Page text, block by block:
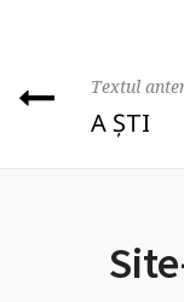
Textul
A ȘTI